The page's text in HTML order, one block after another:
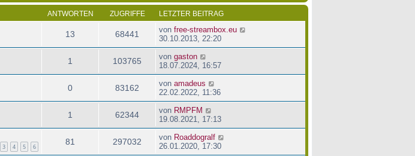
ANTWORTEN ZUGRIFFE LETZTER BEITRAG
13 68441 von free-streambox.eu
30.10.2013, 22:20
1 103765 von gaston
18.07.2024, 16:57
0 83162 von amadeus
22.02.2022, 11:36
1 62344 von RMPFM
19.08.2021, 17:13
3 4 5 6
81 297032 von Roaddogralf
26.01.2020, 17:30